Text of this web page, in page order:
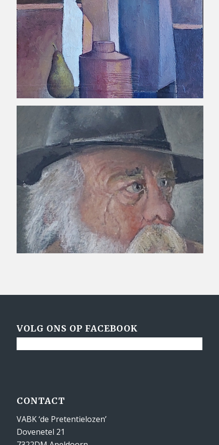
VOLG ONS OP FACEBOOK
CONTACT
VABK ‘de Pretentielozen’
Dovenetel 21